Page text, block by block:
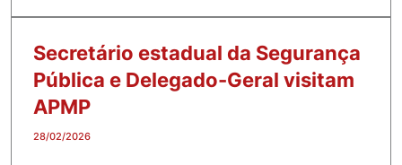
Secretário estadual da Segurança
Pública e Delegado-Geral visitam
APMP
28/02/2026